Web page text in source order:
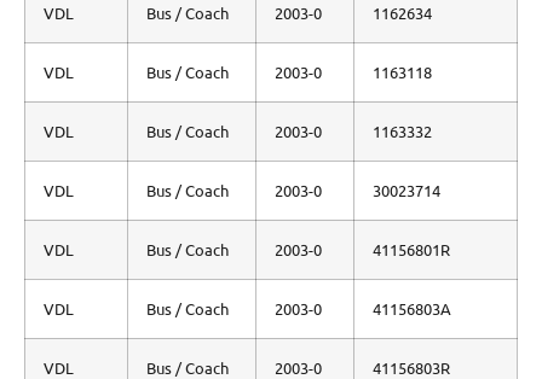
VDL Bus / Coach 2003-0 1162634
VDL Bus / Coach 2003-0 1163118
VDL Bus / Coach 2003-0 1163332
VDL Bus / Coach 2003-0 30023714
VDL Bus / Coach 2003-0 41156801R
VDL Bus / Coach 2003-0 41156803A
VDL Bus / Coach 2003-0 41156803R